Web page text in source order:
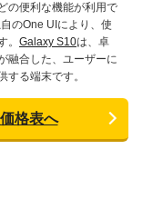
の便利な機能が利用で
のOne UIにより、使
。 Galaxy S10は、卓
融合した、ユーザーに
する端末です。
格表へ